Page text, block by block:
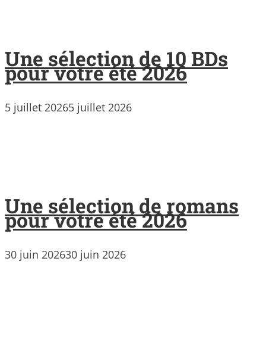
Une sélection de 10 BDs
pour votre été 2026
5 juillet 20265 juillet 2026
Une sélection de romans
pour votre été 2026
30 juin 202630 juin 2026